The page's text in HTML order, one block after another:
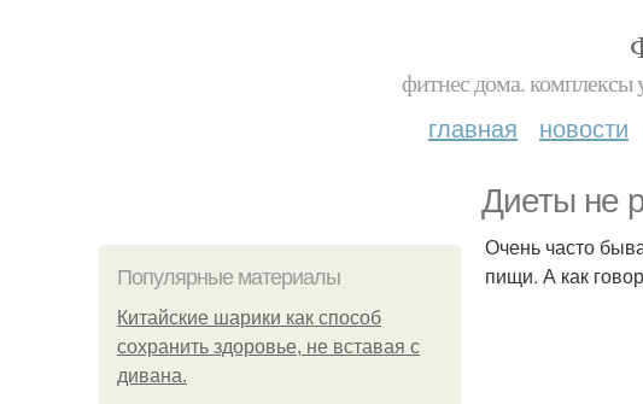
фитнес дома. комплексы
главная новости
Диеты не
Популярные материалы
Китайские шарики как способ
сохранить здоровье, не вставая с
дивана.
Очень часто
пищи. А как